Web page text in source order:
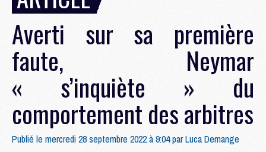
Averti sur sa première
faute, Neymar
« s’inquiète » du
comportement des arbitres
Publié le mercredi 28 septembre 2022 à 9:04 parLuca Demange